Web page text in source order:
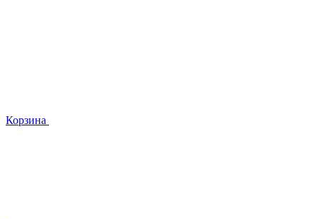
Корзина